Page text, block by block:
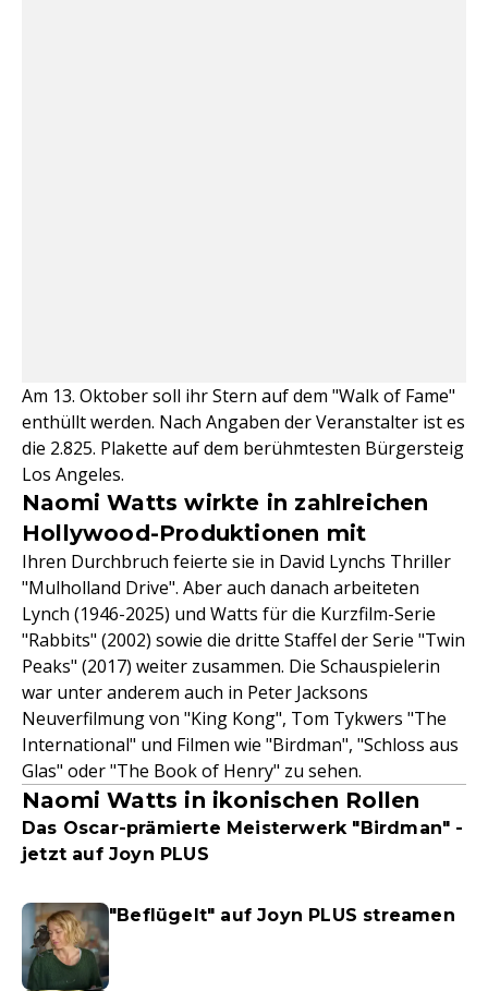
Am 13. Oktober soll ihr Stern auf dem "Walk of Fame"
enthüllt werden. Nach Angaben der Veranstalter ist es
die 2.825. Plakette auf dem berühmtesten Bürgersteig
Los Angeles.
Naomi Watts wirkte in zahlreichen
Hollywood-Produktionen mit
Ihren Durchbruch feierte sie in David Lynchs Thriller
"Mulholland Drive". Aber auch danach arbeiteten
Lynch (1946-2025) und Watts für die Kurzfilm-Serie
"Rabbits" (2002) sowie die dritte Staffel der Serie "Twin
Peaks" (2017) weiter zusammen. Die Schauspielerin
war unter anderem auch in Peter Jacksons
Neuverfilmung von "King Kong", Tom Tykwers "The
International" und Filmen wie "Birdman", "Schloss aus
Glas" oder "The Book of Henry" zu sehen.
Naomi Watts in ikonischen Rollen
Das Oscar-prämierte Meisterwerk "Birdman" -
jetzt auf Joyn PLUS
"Beflügelt" auf Joyn PLUS streamen